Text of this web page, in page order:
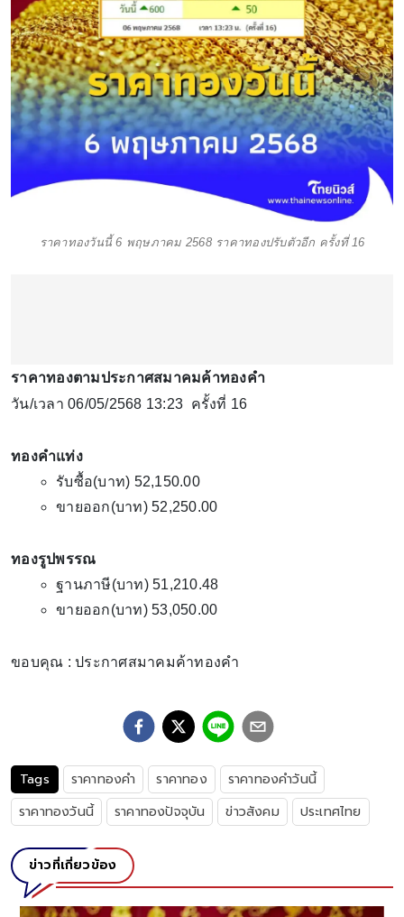
ราคาทองวันนี้ 6 พฤษภาคม 2568 ราคาทองปรับตัวอีก ครั้งที่ 16
ราคาทองตามประกาศสมาคมค้าทองคำ
วัน/เวลา 06/05/2568 13:23 ครั้งที่ 16
ทองคำแท่ง
รับซื้อ(บาท) 52,150.00
ขายออก(บาท) 52,250.00
ทองรูปพรรณ
ฐานภาษี(บาท) 51,210.48
ขายออก(บาท) 53,050.00
ขอบคุณ : ประกาศสมาคมค้าทองคำ
Tags ราคาทองคำ ราคาทอง
ราคาทองคำวันนี้
ราคาทองวันนี้
ราคาทองปัจจุบัน ข่าวสังคม ประเทศไทย
ข่าวที่เกี่ยวข้อง